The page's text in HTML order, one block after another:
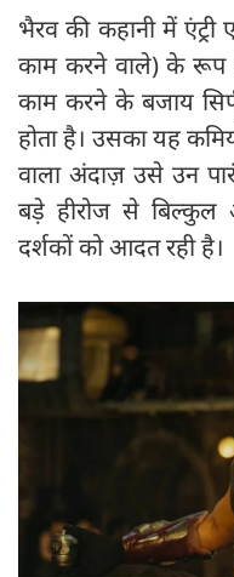
​भैरव की कहानी में
काम करने वाले) के रूप
काम करने के बजाय
होता है। उसका यह
वाला अंदाज़ उसे उन
बड़े हीरोज से बिल्कुल
दर्शकों को आदत रही है।